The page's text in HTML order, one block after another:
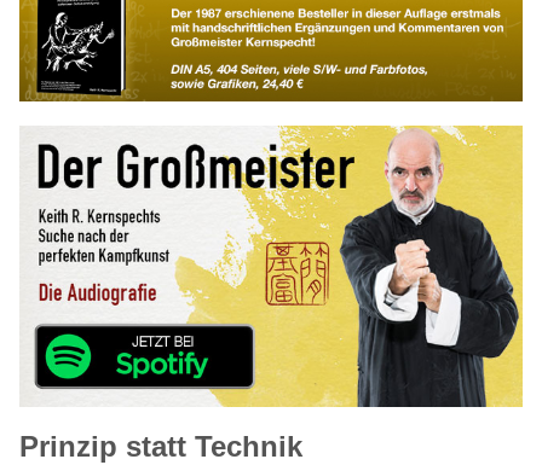
Prinzip statt Technik